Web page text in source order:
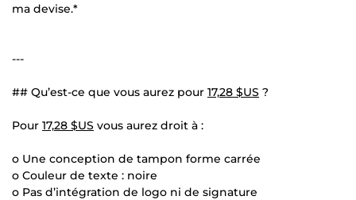
ma devise.*
---
## Qu’est-ce que vous aurez pour 17,28 $US ?
Pour 17,28 $US vous aurez droit à :
o Une conception de tampon forme carrée
o Couleur de texte : noire
o Pas d’intégration de logo ni de signature